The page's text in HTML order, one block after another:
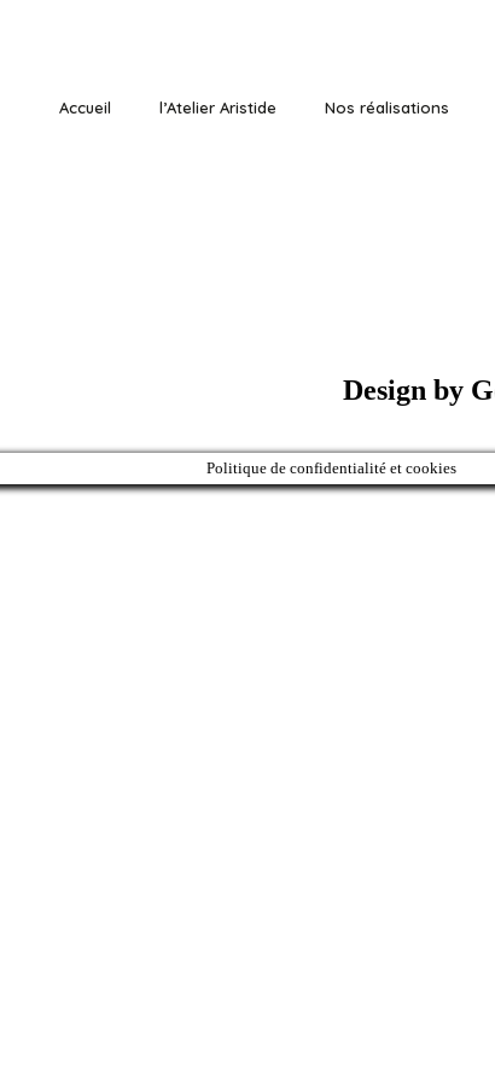
Accueil l’Atelier Aristide Nos réalisations
Design by
Politique de confidentialité et cookies